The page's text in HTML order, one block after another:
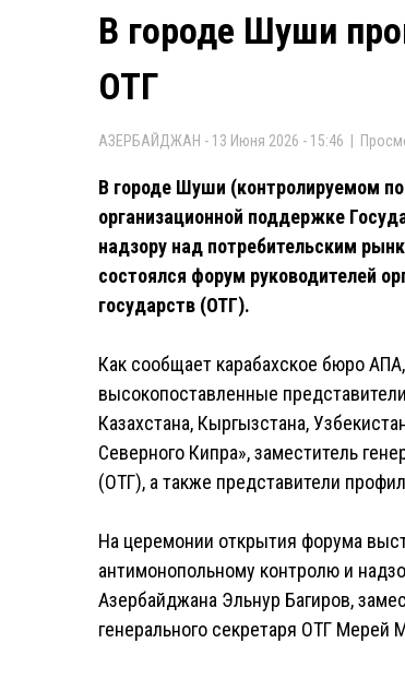
В городе Шуши
ОТГ
АЗЕРБАЙДЖАН - 13 Июня 2026 - 15:46 |
В городе Шуши (контролируемом
организационной поддержке
надзору над потребительским
состоялся форум руководителей
государств (ОТГ).
Как сообщает карабахское бюро
высокопоставленные
Казахстана, Кыргызстана,
Северного Кипра», заместитель
(ОТГ), а также представители
На церемонии открытия форума
антимонопольному контролю и
Азербайджана Эльнур Багиров,
генерального секретаря ОТГ Мерей